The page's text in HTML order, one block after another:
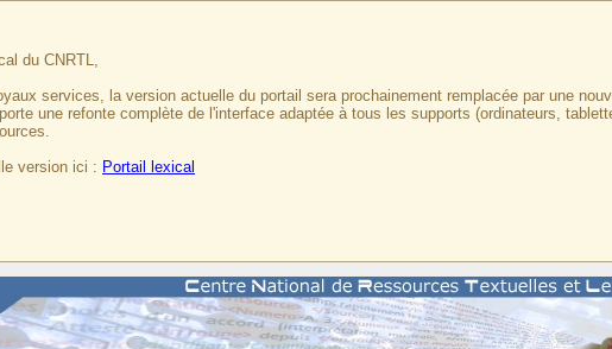
du CNRTL,
services, la version actuelle du portail sera prochainement remplacée par une
une refonte complète de l'interface adaptée à tous les supports (ordinateurs,
version ici : Portail lexical